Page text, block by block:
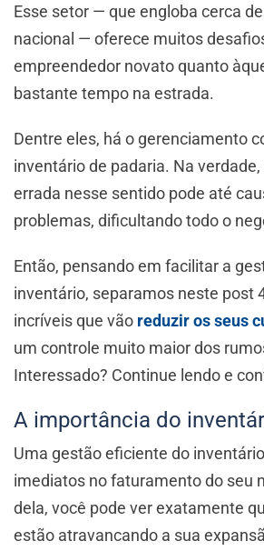
Esse setor — que engloba cerca de
nacional — oferece muitos
empreendedor novato quanto
bastante tempo na estrada.
Dentre eles, há o gerenciamento
inventário de padaria. Na
errada nesse sentido pode até
problemas, dificultando todo o
Então, pensando em facilitar a
inventário, separamos neste post
incríveis que vão reduzir os seus
um controle muito maior dos
Interessado? Continue lendo e
A importância do
Uma gestão eficiente do
imediatos no faturamento do seu
dela, você pode ver exatamente
estão atravancando a sua